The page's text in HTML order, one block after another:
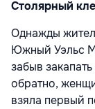
Столярный
Однажды
Южный Уэльс
забыв
обратно,
взяла первый